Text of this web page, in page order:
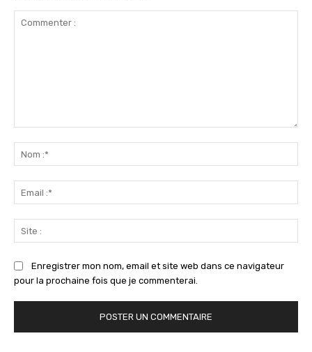
:*
:*
:
Enregistrer mon nom, email et site web dans ce navigateur
pour la prochaine fois que je commenterai.